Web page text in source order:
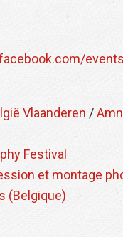
Vlaanderen /
Festival
et montage
(Belgique)